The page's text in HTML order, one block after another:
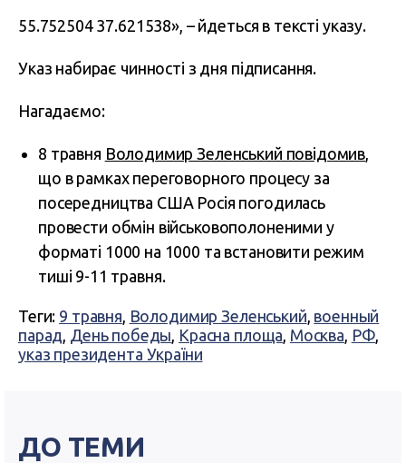
55.752504 37.621538», – йдеться в тексті указу.
Указ набирає чинності з дня підписання.
Нагадаємо:
8 травня Володимир Зеленський повідомив,
що в рамках переговорного процесу за
посередництва США Росія погодилась
провести обмін військовополоненими у
форматі 1000 на 1000 та встановити режим
тиші 9-11 травня.
Теги: 9 травня, Володимир Зеленський, военный
парад, День победы, Красна площа, Москва, РФ,
указ президента України
ДО ТЕМИ